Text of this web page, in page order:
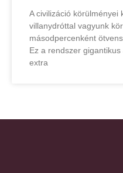
A civilizáció körülményei
villanydróttal vagyunk
másodpercenként
Ez a rendszer
extra